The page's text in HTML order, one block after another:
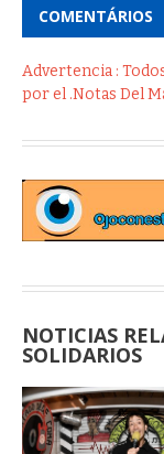
COMENTÁRIOS
Advertencia :
por el .Notas Del
NOTICIAS
SOLIDARIOS